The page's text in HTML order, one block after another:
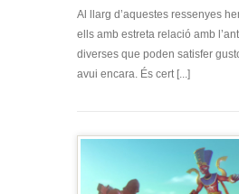
Al llarg d’aquestes ressenyes
ells amb estreta relació amb
diverses que poden satisfer
avui encara. És cert [...]